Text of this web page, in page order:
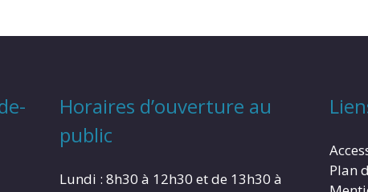
Horaires d’ouverture au
public
Lundi : 8h30 à 12h30 et de 13h30 à
Plan